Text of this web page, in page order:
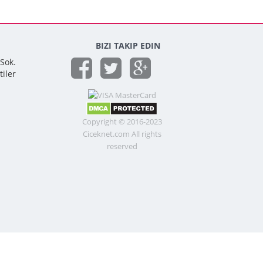
BIZI TAKIP EDIN
Copyright © 2016-2023
Ciceknet.com All rights
reserved